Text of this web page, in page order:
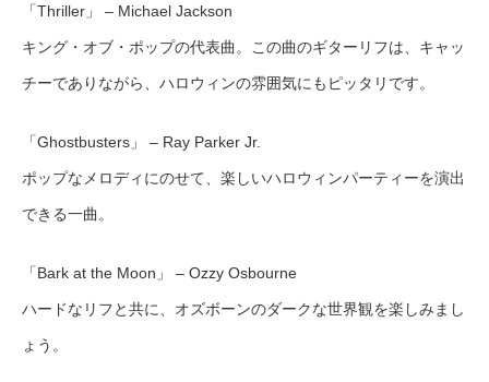
「Thriller」 – Michael Jackson
キング・オブ・ポップの代表曲。この曲のギターリフは、キャッ
チーでありながら、ハロウィンの雰囲気にもピッタリです。
「Ghostbusters」 – Ray Parker Jr.
ポップなメロディにのせて、楽しいハロウィンパーティーを演出
できる一曲。
「Bark at the Moon」 – Ozzy Osbourne
ハードなリフと共に、オズボーンのダークな世界観を楽しみまし
ょう。